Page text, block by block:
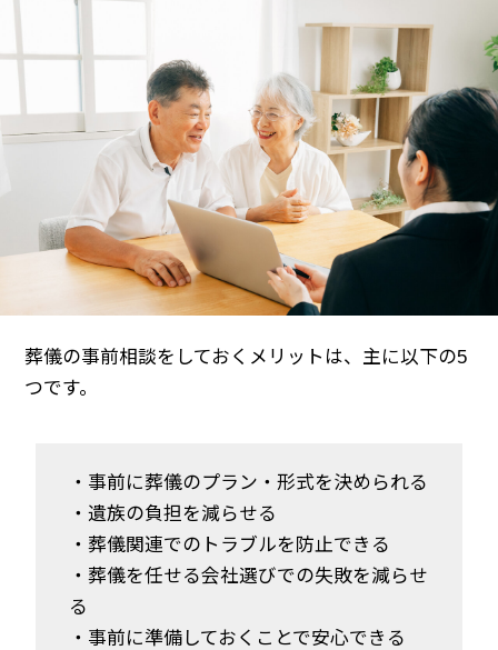
葬儀の事前相談をしておくメリットは、主に以下の5
つです。
・事前に葬儀のプラン・形式を決められる
・遺族の負担を減らせる
・葬儀関連でのトラブルを防止できる
・葬儀を任せる会社選びでの失敗を減らせ
る
・事前に準備しておくことで安心できる